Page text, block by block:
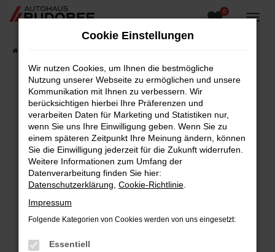
Zum
0
Fehler: Network Error
Beim Laden ist ein Fehler aufgetreten.
Hier sind ein paar Tipps, die dir helfen können:
Überprüfe deine Firewall und deine
Internetverbindung.
Laden andere Webseiten, zum Beispiel deine
Suchmaschine?
Prüfe deine Browsererweiterungen.
Manche Erweiterungen, wie Werbeblocker,
Cookie Einstellungen
Wir nutzen Cookies, um Ihnen die bestmögliche
Nutzung unserer Webseite zu ermöglichen und unsere
Kommunikation mit Ihnen zu verbessern. Wir
berücksichtigen hierbei Ihre Präferenzen und
verarbeiten Daten für Marketing und Statistiken nur,
wenn Sie uns Ihre Einwilligung geben. Wenn Sie zu
einem späteren Zeitpunkt Ihre Meinung ändern, können
Sie die Einwilligung jederzeit für die Zukunft widerrufen.
Weitere Informationen zum Umfang der
Datenverarbeitung finden Sie hier:
Datenschutzerklärung Cookie-Richtlinie
Impressum
Folgende Kategorien von Cookies werden von uns eingesetzt:
Essentiell